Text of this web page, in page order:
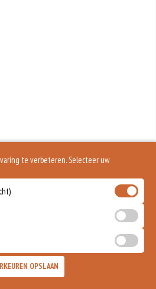
te verbeteren. Selecteer uw
OPSLAAN